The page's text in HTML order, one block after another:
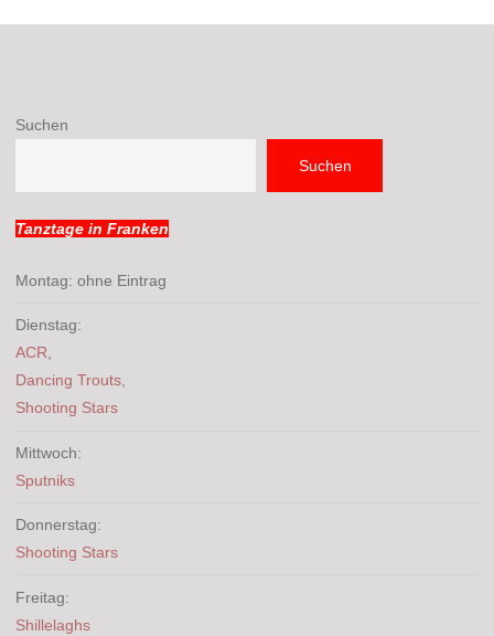
Suchen
Suchen
Tanztage in Franken
Montag: ohne Eintrag
Dienstag:
ACR,
Dancing Trouts,
Shooting Stars
Mittwoch:
Sputniks
Donnerstag:
Shooting Stars
Freitag:
Shillelaghs